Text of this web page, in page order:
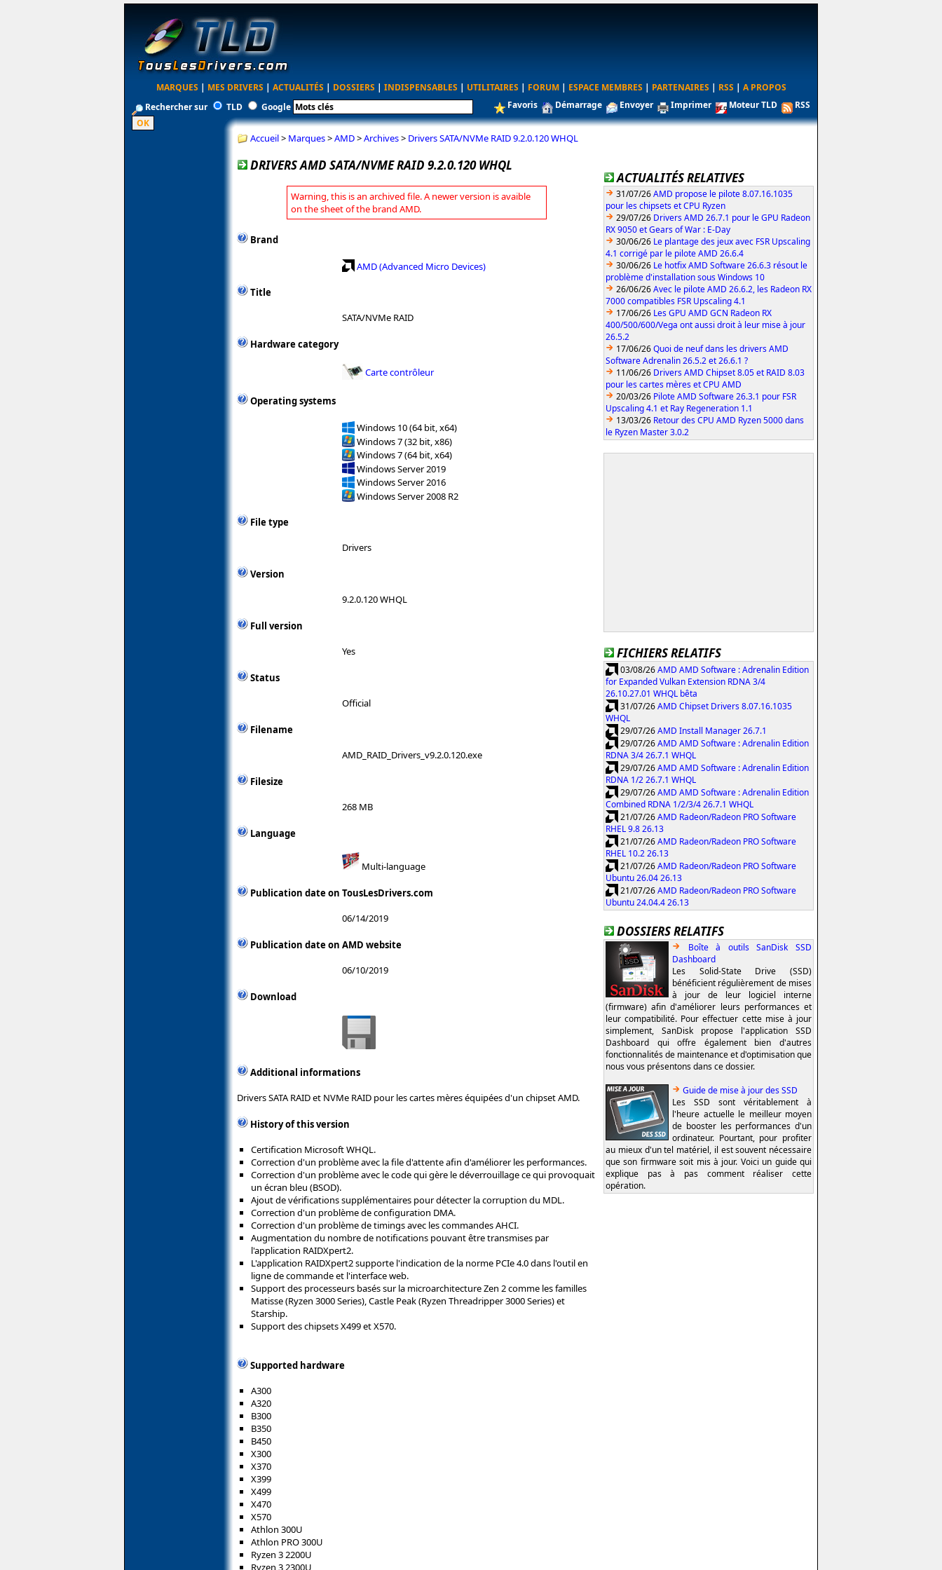
MARQUES | MES DRIVERS | ACTUALITÉS | DOSSIERS | INDISPENSABLES | UTILITAIRES | FORUM | ESPACE MEMBRES | PARTENAIRES | RSS | A PROPOS
Rechercher sur
TLD Google Favoris Démarrage Envoyer Imprimer Moteur TLD RSS
Accueil> Marques>AMD>Archives> Drivers SATA/NVMe RAID 9.2.0.120 WHQL
DRIVERS AMD SATA/NVME RAID 9.2.0.120 WHQL
Warning, this is an archived file. A newer version is avaible
on the sheet of the brand AMD.
Brand
AMD (Advanced Micro Devices)
Title
SATA/NVMe RAID
Hardware category
Carte contrôleur
Operating systems
Windows 10 (64 bit, x64)
Windows 7 (32 bit, x86)
Windows 7 (64 bit, x64)
Windows Server 2019
Windows Server 2016
Windows Server 2008 R2
File type
Drivers
Version
9.2.0.120 WHQL
Full version
Yes
Status
Official
Filename
AMD_RAID_Drivers_v9.2.0.120.exe
Filesize
268 MB
Language
Multi-language
Publication date on TousLesDrivers.com
06/14/2019
Publication date on AMD website
06/10/2019
Download
Additional informations
Drivers SATA RAID et NVMe RAID pour les cartes mères équipées d'un chipset AMD.
History of this version
Certification Microsoft WHQL.
Correction d'un problème avec la file d'attente afin d'améliorer les performances.
Correction d'un problème avec le code qui gère le déverrouillage ce qui provoquait
un écran bleu (BSOD).
Ajout de vérifications supplémentaires pour détecter la corruption du MDL.
Correction d'un problème de configuration DMA.
Correction d'un problème de timings avec les commandes AHCI.
Augmentation du nombre de notifications pouvant être transmises par
l'application RAIDXpert2.
L'application RAIDXpert2 supporte l'indication de la norme PCIe 4.0 dans l'outil en
ligne de commande et l'interface web.
Support des processeurs basés sur la microarchitecture Zen 2 comme les familles
Matisse (Ryzen 3000 Series), Castle Peak (Ryzen Threadripper 3000 Series) et
Starship.
Support des chipsets X499 et X570.
Supported hardware
A300
A320
B300
B350
B450
X300
X370
X399
X499
X470
X570
Athlon 300U
Athlon PRO 300U
Ryzen 3 2200U
Ryzen 3 2300U
ACTUALITÉS RELATIVES
31/07/26AMD propose le pilote 8.07.16.1035
pour les chipsets et CPU Ryzen
29/07/26 Drivers AMD 26.7.1 pour le GPU Radeon
RX 9050 et Gears of War : E-Day
30/06/26 Le plantage des jeux avec FSR Upscaling
4.1 corrigé par le pilote AMD 26.6.4
30/06/26 Le hotfix AMD Software 26.6.3 résout le
problème d'installation sous Windows 10
26/06/26Avec le pilote AMD 26.6.2, les Radeon RX
7000 compatibles FSR Upscaling 4.1
17/06/26 Les GPU AMD GCN Radeon RX
400/500/600/Vega ont aussi droit à leur mise à jour
26.5.2
17/06/26Quoi de neuf dans les drivers AMD
Software Adrenalin 26.5.2 et 26.6.1 ?
11/06/26 Drivers AMD Chipset 8.05 et RAID 8.03
pour les cartes mères et CPU AMD
20/03/26 Pilote AMD Software 26.3.1 pour FSR
Upscaling 4.1 et Ray Regeneration 1.1
13/03/26 Retour des CPU AMD Ryzen 5000 dans
le Ryzen Master 3.0.2
FICHIERS RELATIFS
03/08/26AMD AMD Software : Adrenalin Edition
for Expanded Vulkan Extension RDNA 3/4
26.10.27.01 WHQL bêta
31/07/26AMD Chipset Drivers 8.07.16.1035
WHQL
29/07/26AMD Install Manager 26.7.1
29/07/26AMD AMD Software : Adrenalin Edition
RDNA 3/4 26.7.1 WHQL
29/07/26AMD AMD Software : Adrenalin Edition
RDNA 1/2 26.7.1 WHQL
29/07/26AMD AMD Software : Adrenalin Edition
Combined RDNA 1/2/3/4 26.7.1 WHQL
21/07/26AMD Radeon/Radeon PRO Software
RHEL 9.8 26.13
21/07/26AMD Radeon/Radeon PRO Software
RHEL 10.2 26.13
21/07/26AMD Radeon/Radeon PRO Software
Ubuntu 26.04 26.13
21/07/26AMD Radeon/Radeon PRO Software
Ubuntu 24.04.4 26.13
DOSSIERS RELATIFS
Boîte à outils SanDisk SSD
Dashboard
Les Solid-State Drive (SSD)
bénéficient régulièrement de mises
à jour de leur logiciel interne
(firmware) afin d'améliorer leurs performances et
leur compatibilité. Pour effectuer cette mise à jour
simplement, SanDisk propose l'application SSD
Dashboard qui offre également bien d'autres
fonctionnalités de maintenance et d'optimisation que
nous vous présentons dans ce dossier.
Guide de mise à jour des SSD
Les SSD sont véritablement à
l'heure actuelle le meilleur moyen
de booster les performances d'un
ordinateur. Pourtant, pour profiter
au mieux d'un tel matériel, il est souvent nécessaire
que son firmware soit mis à jour. Voici un guide qui
explique pas à pas comment réaliser cette
opération.